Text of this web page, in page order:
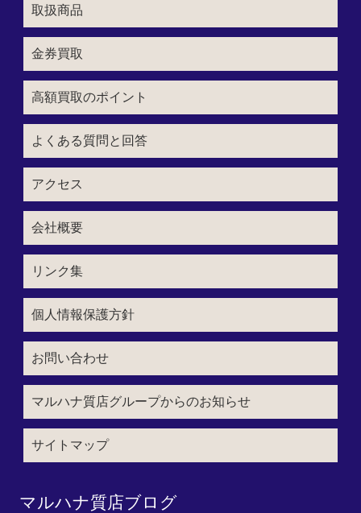
取扱商品
金券買取
高額買取のポイント
よくある質問と回答
アクセス
会社概要
リンク集
個人情報保護方針
お問い合わせ
マルハナ質店グループからのお知らせ
サイトマップ
マルハナ質店ブログ